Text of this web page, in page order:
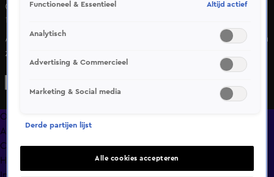
Gaat deze opmerking te ver voor Kelly?
1 juli 2025, 19:30
Als humor de enige factor was in een perfecte match, dan
zouden Leon en Kelly met stip bovenaan staan in Lang
Leve de Liefde. Met hun grappen, van subtiel tot keihard,
alleen lol: samen gaan ze ook graag de diepte in. Toch
moet Leon op zijn woorden letten, want één verkeerde
opmerking… en Kelly wijst hem zo de deur!
Overzicht
Afleveringen
Clips
Hoe is het nu met?
Functioneel & Essentieel Altijd actief
Analytisch
Advertising & Commercieel
Marketing & Social media
Derde partijen lijst
Alle cookies accepteren